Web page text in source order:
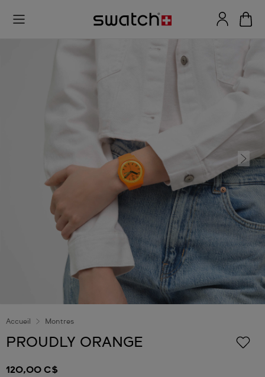
Accueil Montres
PROUDLY ORANGE
120,00 C$